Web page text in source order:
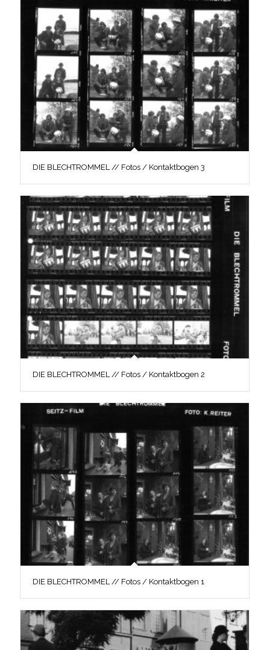
DIE BLECHTROMMEL // Fotos / Kontaktbogen 3
DIE BLECHTROMMEL // Fotos / Kontaktbogen 2
DIE BLECHTROMMEL // Fotos / Kontaktbogen 1